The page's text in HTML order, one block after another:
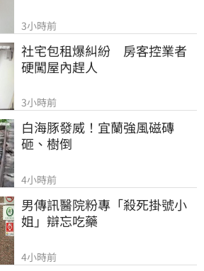
3小時前
社宅包租爆糾紛　房客控業者
硬闖屋內趕人
3小時前
白海豚發威！宜蘭強風磁磚
砸、樹倒
4小時前
男傳訊醫院粉專「殺死掛號小
姐」辯忘吃藥
4小時前